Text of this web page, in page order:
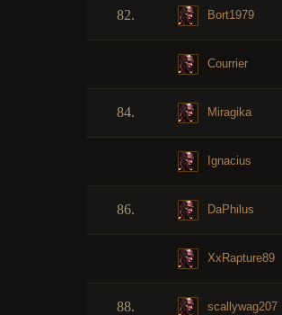
82. Bort1979
Courrier
84. Miragika
Ignacius
86. DaPhilus
XxRapture89
88. scallywag207